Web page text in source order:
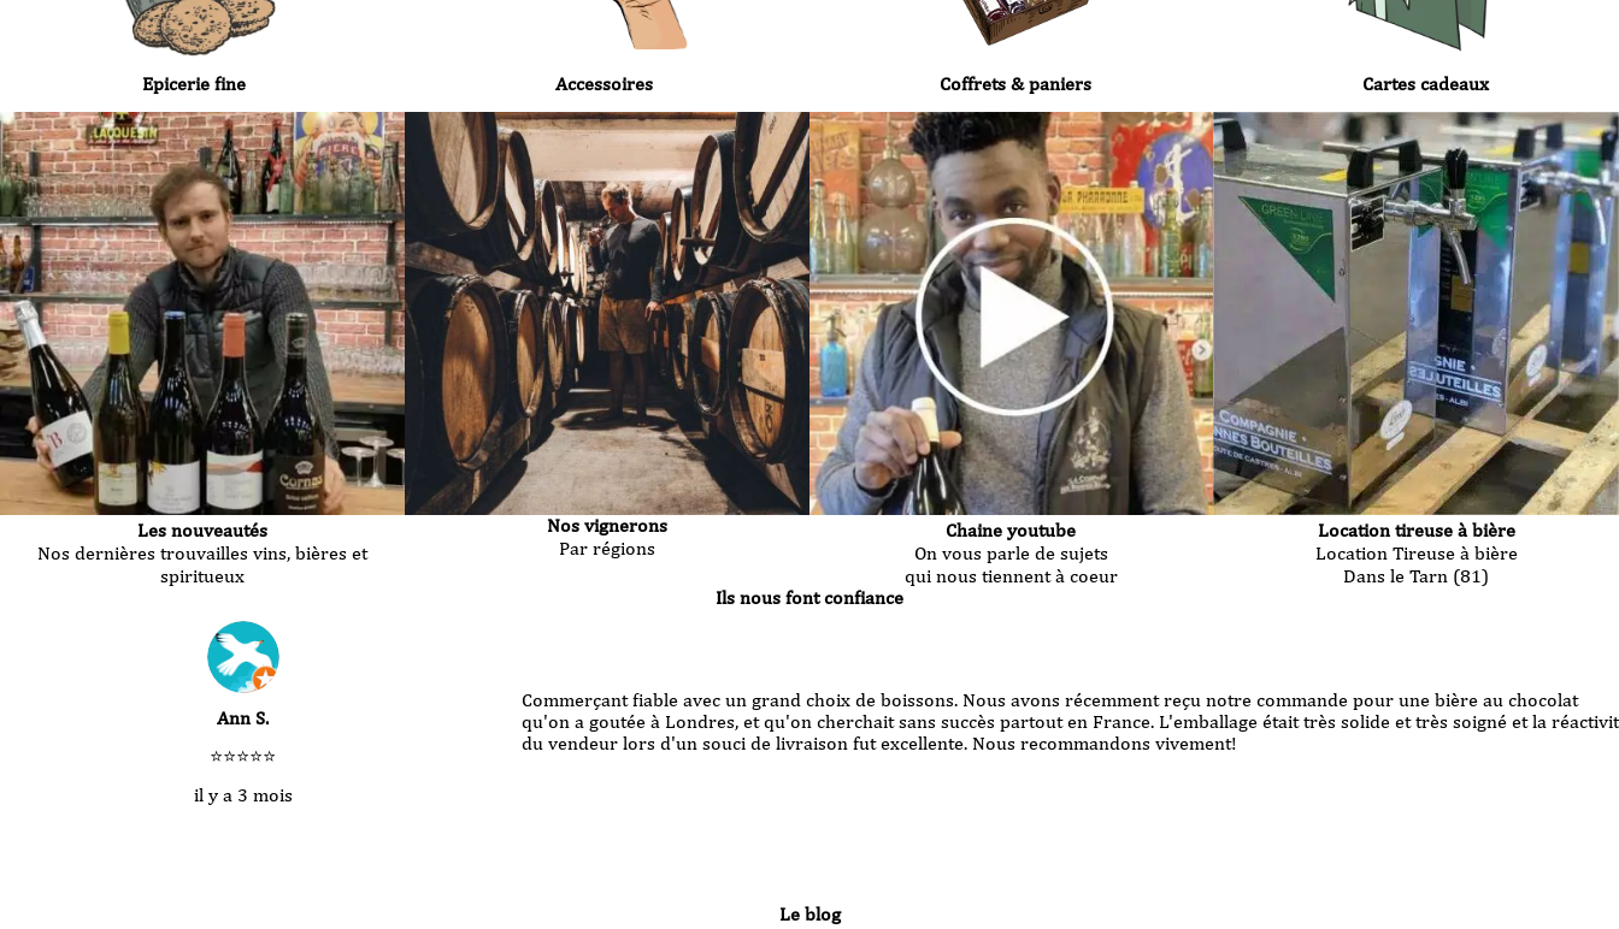
Epicerie fine Accessoires Coffrets & paniers Cartes cadeaux
Les nouveautés
Nos dernières trouvailles vins, bières et
spiritueux
Nos vignerons
Par régions
Chaine youtube
On vous parle de sujets
qui nous tiennent à coeur
Location tireuse à bière
Location Tireuse à bière
Dans le Tarn (81)
Ils nous font confiance
Isabel S.
⭐⭐⭐⭐⭐
il y a un an
Pour ma première commande sur le site et suite a un petit contretemps j'ai dû contacter le service clientèle : amabilité, réactivité et
efficacité!! Le cadeau est arrivé à bon port parfaitement emballé, je n'hésiterai pas à renouveler l'expérience chez La Cie des
Bouteilles. Merci!
Le blog